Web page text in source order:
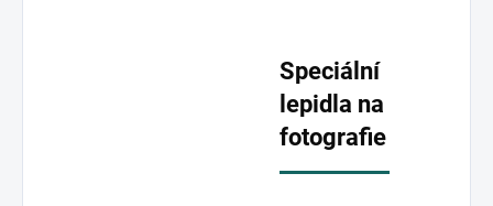
Speciální
lepidla na
fotografie